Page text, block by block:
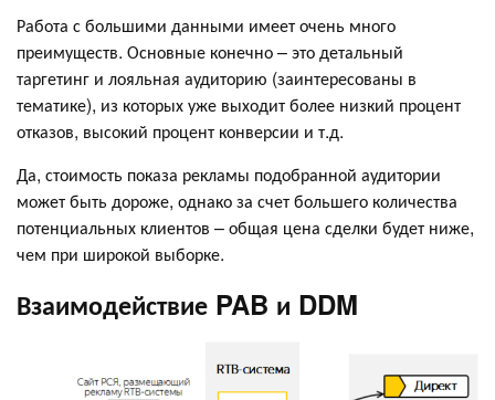
Работа с большими данными имеет очень много
преимуществ. Основные конечно – это детальный
таргетинг и лояльная аудиторию (заинтересованы в
тематике), из которых уже выходит более низкий процент
отказов, высокий процент конверсии и т.д.
Да, стоимость показа рекламы подобранной аудитории
может быть дороже, однако за счет большего количества
потенциальных клиентов – общая цена сделки будет ниже,
чем при широкой выборке.
Взаимодействие PAB и DDM